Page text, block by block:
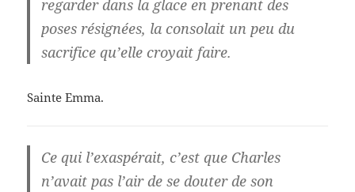
regarder dans la glace en prenant des
poses résignées, la consolait un peu du
sacrifice qu’elle croyait faire.
Sainte Emma.
Ce qui l’exaspérait, c’est que Charles
n’avait pas l’air de se douter de son